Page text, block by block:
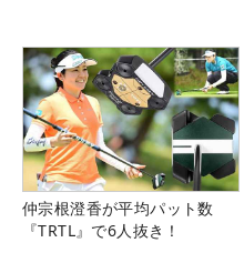
仲宗根澄香が平均パット数
『TRTL』で6人抜き！